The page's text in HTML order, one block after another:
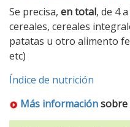
Se precisa, en total, de 4
cereales, cereales
patatas u otro alimento
etc)
Índice de nutrición
Más informaciónsobre